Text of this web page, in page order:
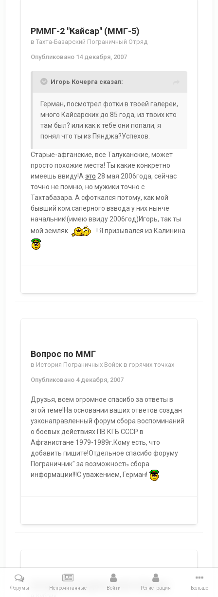
РММГ-2 "Кайсар" (ММГ-5)
в Тахта-Базарский Пограничный Отряд
Опубликовано 14 декабря, 2007
Игорь Кочерга сказал:
Герман, посмотрел фотки в твоей галереи,
много Кайсарских до 85 года, из твоих кто
там был? или как к тебе они попали, я
понял что ты из Пянджа?Успехов.
Старые-афганские, все Талуканские, может
просто похожие места! Ты какие конкретно
имеешь ввиду!А это 28 мая 2006года, сейчас
точно не помню, но мужики точно с
Тахтабазара. А сфоткался потому, как мой
бывший ком.саперного взвода у них нынче
начальник!(имею ввиду 2006год)Игорь, так ты
мой земляк
! Я призывался из Калинина
Вопрос по ММГ
в История Пограничных Войск в горячих точках
Опубликовано 4 декабря, 2007
Друзья, всем огромное спасибо за ответы в
этой теме!На основании ваших ответов создан
узконаправленный форум сбора воспоминаний
о боевых действиях ПВ КГБ СССР в
Афганистане 1979-1989г.Кому есть, что
добавить пишите!Отдельное спасибо форуму
Пограничник" за возможность сбора
информации!!!С уважением, Герман!
Шторм последних дней в Крыму
Форумы Непрочитанные Войти Регистрация Больше